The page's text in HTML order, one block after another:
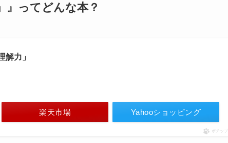
』ってどんな本？
解力」
楽天市場 Yahooショッピング
ポチップ